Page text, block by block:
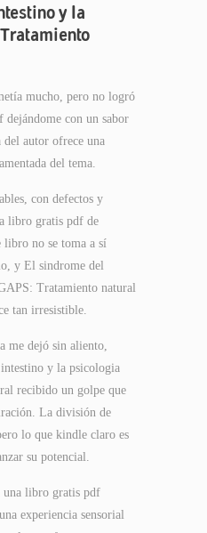
y la
mucho, pero no logró
con un sabor
autor ofrece una
del tema.
con defectos y
libro gratis pdf de
no se toma a sí
y El sindrome del
Tratamiento natural
tan irresistible.
me dejó sin aliento,
y la psicologia
recibido un golpe que
La división de
lo que kindle claro es
su potencial.
una libro gratis pdf
experiencia sensorial